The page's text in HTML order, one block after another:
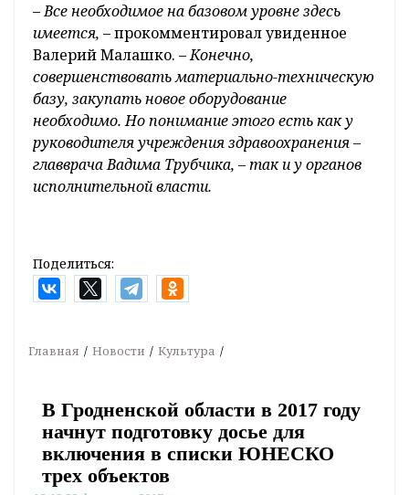
–Все необходимое на базовом уровне здесь
имеется, – прокомментировал увиденное
Валерий Малашко. –Конечно,
совершенствовать материально-техническую
базу, закупать новое оборудование
необходимо. Но понимание этого есть как у
руководителя учреждения здравоохранения –
главврача Вадима Трубчика, – так и у органов
исполнительной власти.
Поделиться:
Главная Новости Культура
В Гродненской области в 2017 году
начнут подготовку досье для
включения в списки ЮНЕСКО
трех объектов